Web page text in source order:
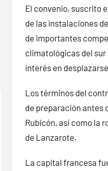
El convenio, suscrito
de las instalaciones
de importantes
climatológicas del sur
interés en
Los términos del
de preparación antes
Rubicón, así como la
de Lanzarote.
La capital francesa